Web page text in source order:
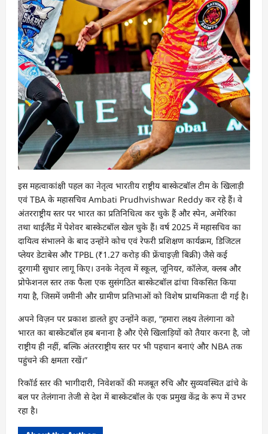
इस महत्वाकांक्षी पहल का नेतृत्व भारतीय राष्ट्रीय बास्केटबॉल टीम के खिलाड़ी
एवं TBA के महासचिव Ambati Prudhvishwar Reddy कर रहे हैं। वे
अंतरराष्ट्रीय स्तर पर भारत का प्रतिनिधित्व कर चुके हैं और स्पेन, अमेरिका
तथा थाईलैंड में पेशेवर बास्केटबॉल खेल चुके हैं। वर्ष 2025 में महासचिव का
दायित्व संभालने के बाद उन्होंने कोच एवं रेफरी प्रशिक्षण कार्यक्रम, डिजिटल
प्लेयर डेटाबेस और TPBL (₹1.27 करोड़ की फ्रेंचाइज़ी बिक्री) जैसे कई
दूरगामी सुधार लागू किए। उनके नेतृत्व में स्कूल, जूनियर, कॉलेज, क्लब और
प्रोफेशनल स्तर तक फैला एक सुसंगठित बास्केटबॉल ढांचा विकसित किया
गया है, जिसमें जमीनी और ग्रामीण प्रतिभाओं को विशेष प्राथमिकता दी गई है।
अपने विज़न पर प्रकाश डालते हुए उन्होंने कहा, “हमारा लक्ष्य तेलंगाना को
भारत का बास्केटबॉल हब बनाना है और ऐसे खिलाड़ियों को तैयार करना है, जो
राष्ट्रीय ही नहीं, बल्कि अंतरराष्ट्रीय स्तर पर भी पहचान बनाएं और NBA तक
पहुंचने की क्षमता रखें।”
रिकॉर्ड स्तर की भागीदारी, निवेशकों की मजबूत रुचि और सुव्यवस्थित ढांचे के
बल पर तेलंगाना तेजी से देश में बास्केटबॉल के एक प्रमुख केंद्र के रूप में उभर
रहा है।